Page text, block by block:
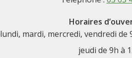
Horaires
lundi, mardi, mercredi, vendredi de
jeudi de 9h à